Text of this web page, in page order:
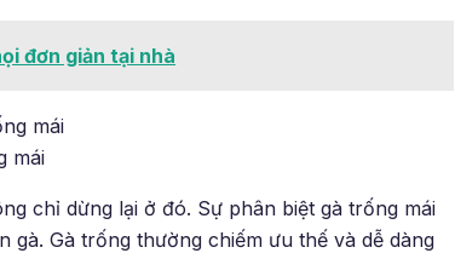
đơn giản tại nhà
mái
chỉ dừng lại ở đó. Sự phân biệt gà trống mái
Gà trống thường chiếm ưu thế và dễ dàng